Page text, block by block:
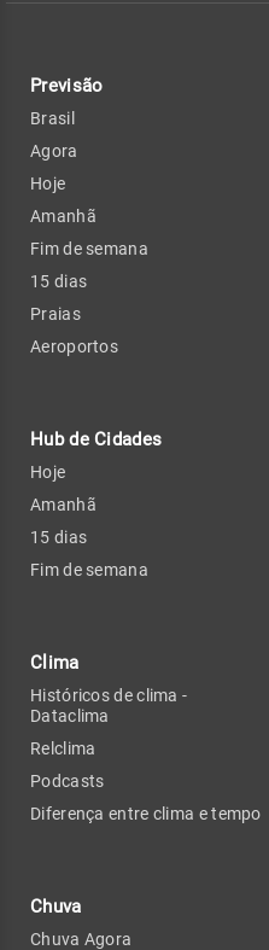
Previsão
Brasil
Agora
Hoje
Amanhã
Fim de semana
15 dias
Praias
Aeroportos
Hub de Cidades
Hoje
Amanhã
15 dias
Fim de semana
Clima
Históricos de clima -
Dataclima
Relclima
Podcasts
Diferença entre clima e tempo
Chuva
Chuva Agora